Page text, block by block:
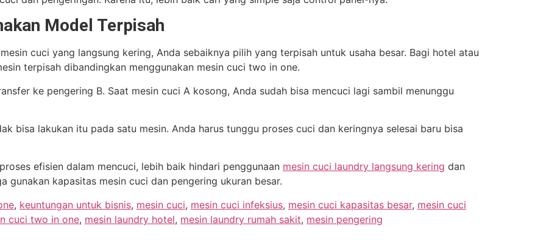
Model Terpisah
cuci yang langsung kering, Anda sebaiknya pilih yang terpisah untuk usaha besar. Bagi hotel atau
terpisah dibandingkan menggunakan mesin cuci two in one.
ke pengering B. Saat mesin cuci A kosong, Anda sudah bisa mencuci lagi sambil menunggu
bisa lakukan itu pada satu mesin. Anda harus tunggu proses cuci dan keringnya selesai baru bisa
efisien dalam mencuci, lebih baik hindari penggunaan mesin cuci laundry langsung kering dan
gunakan kapasitas mesin cuci dan pengering ukuran besar.
, keuntungan untuk bisnis, mesin cuci, mesin cuci infeksius, mesin cuci kapasitas besar, mesin cuci
cuci two in one, mesin laundry hotel, mesin laundry rumah sakit, mesin pengering